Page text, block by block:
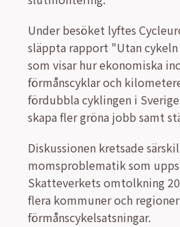
Under besöket lyftes
släppta rapport "Utan cykeln
som visar hur ekonomiska
förmånscyklar och
fördubbla cyklingen i
skapa fler gröna jobb samt
Diskussionen kretsade
momsproblematik som
Skatteverkets omtolkning
flera kommuner och
förmånscykelsatsningar.